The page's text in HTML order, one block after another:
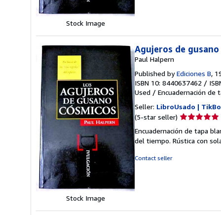
Stock Image
Stock Image
Agujeros de
Paul Halpern
Published byEdiciones B,
ISBN 10: 8440637462 /
Used / Encuadernación de
Seller: LibroUsado |
(5-star seller) Seller
5
out
Encuadernación de tapa
del tiempo. Rústica con
Contact seller